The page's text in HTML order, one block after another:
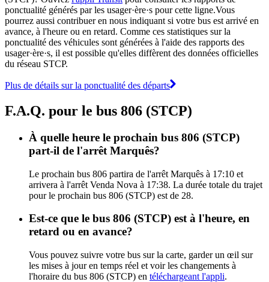
ponctualité générés par les usager·ère·s pour cette ligne.Vous
pourrez aussi contribuer en nous indiquant si votre bus est arrivé en
avance, à l'heure ou en retard. Comme ces statistiques sur la
ponctualité des véhicules sont générées à l'aide des rapports des
usager·ère·s, il est possible qu'elles diffèrent des données officielles
du réseau STCP.
Plus de détails sur la ponctualité des départs
F.A.Q. pour le bus 806 (STCP)
À quelle heure le prochain bus 806 (STCP)
part-il de l'arrêt Marquês?
Le prochain bus 806 partira de l'arrêt Marquês à 17:10 et
arrivera à l'arrêt Venda Nova à 17:38. La durée totale du trajet
pour le prochain bus 806 (STCP) est de 28.
Est-ce que le bus 806 (STCP) est à l'heure, en
retard ou en avance?
Vous pouvez suivre votre bus sur la carte, garder un œil sur
les mises à jour en temps réel et voir les changements à
l'horaire du bus 806 (STCP) en téléchargeant l'appli.